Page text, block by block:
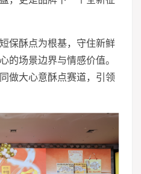
保酥点为根基，守住新鲜
的场景边界与情感价值。
做大心意酥点赛道，引领